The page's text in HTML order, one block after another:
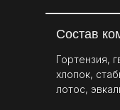
Состав
Гортензия,
хлопок,
лотос,